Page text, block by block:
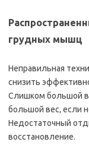
грудных мышц
Неправильная
снизить
Слишком большой
большой вес‚ если
Недостаточный
восстановление.